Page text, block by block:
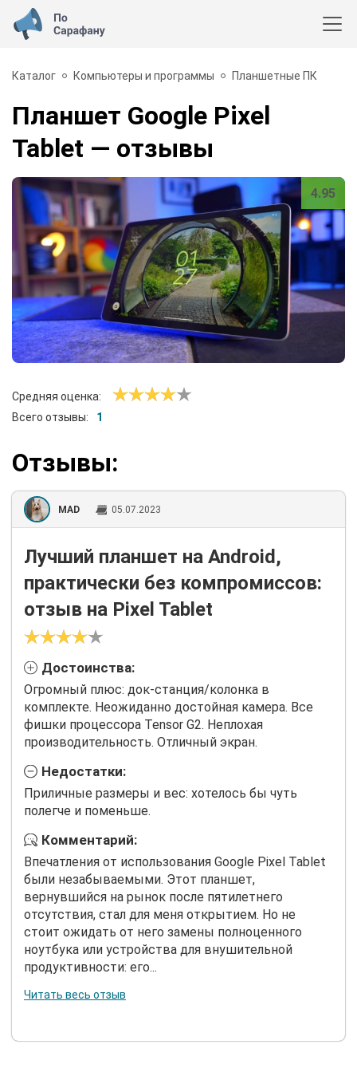
Каталог Компьютеры и программы Планшетные ПК
Планшет Google Pixel
Tablet — отзывы
4.95
Средняя оценка:
Всего отзывы:
1
Отзывы:
MAD 05.07.2023
Лучший планшет на Android,
практически без компромиссов:
отзыв на Pixel Tablet
Достоинства:
Огромный плюс: док-станция/колонка в
комплекте. Неожиданно достойная камера. Все
фишки процессора Tensor G2. Неплохая
производительность. Отличный экран.
Недостатки:
Приличные размеры и вес: хотелось бы чуть
полегче и поменьше.
Комментарий:
Впечатления от использования Google Pixel Tablet
были незабываемыми. Этот планшет,
вернувшийся на рынок после пятилетнего
отсутствия, стал для меня открытием. Но не
стоит ожидать от него замены полноценного
ноутбука или устройства для внушительной
продуктивности: его...
Читать весь отзыв